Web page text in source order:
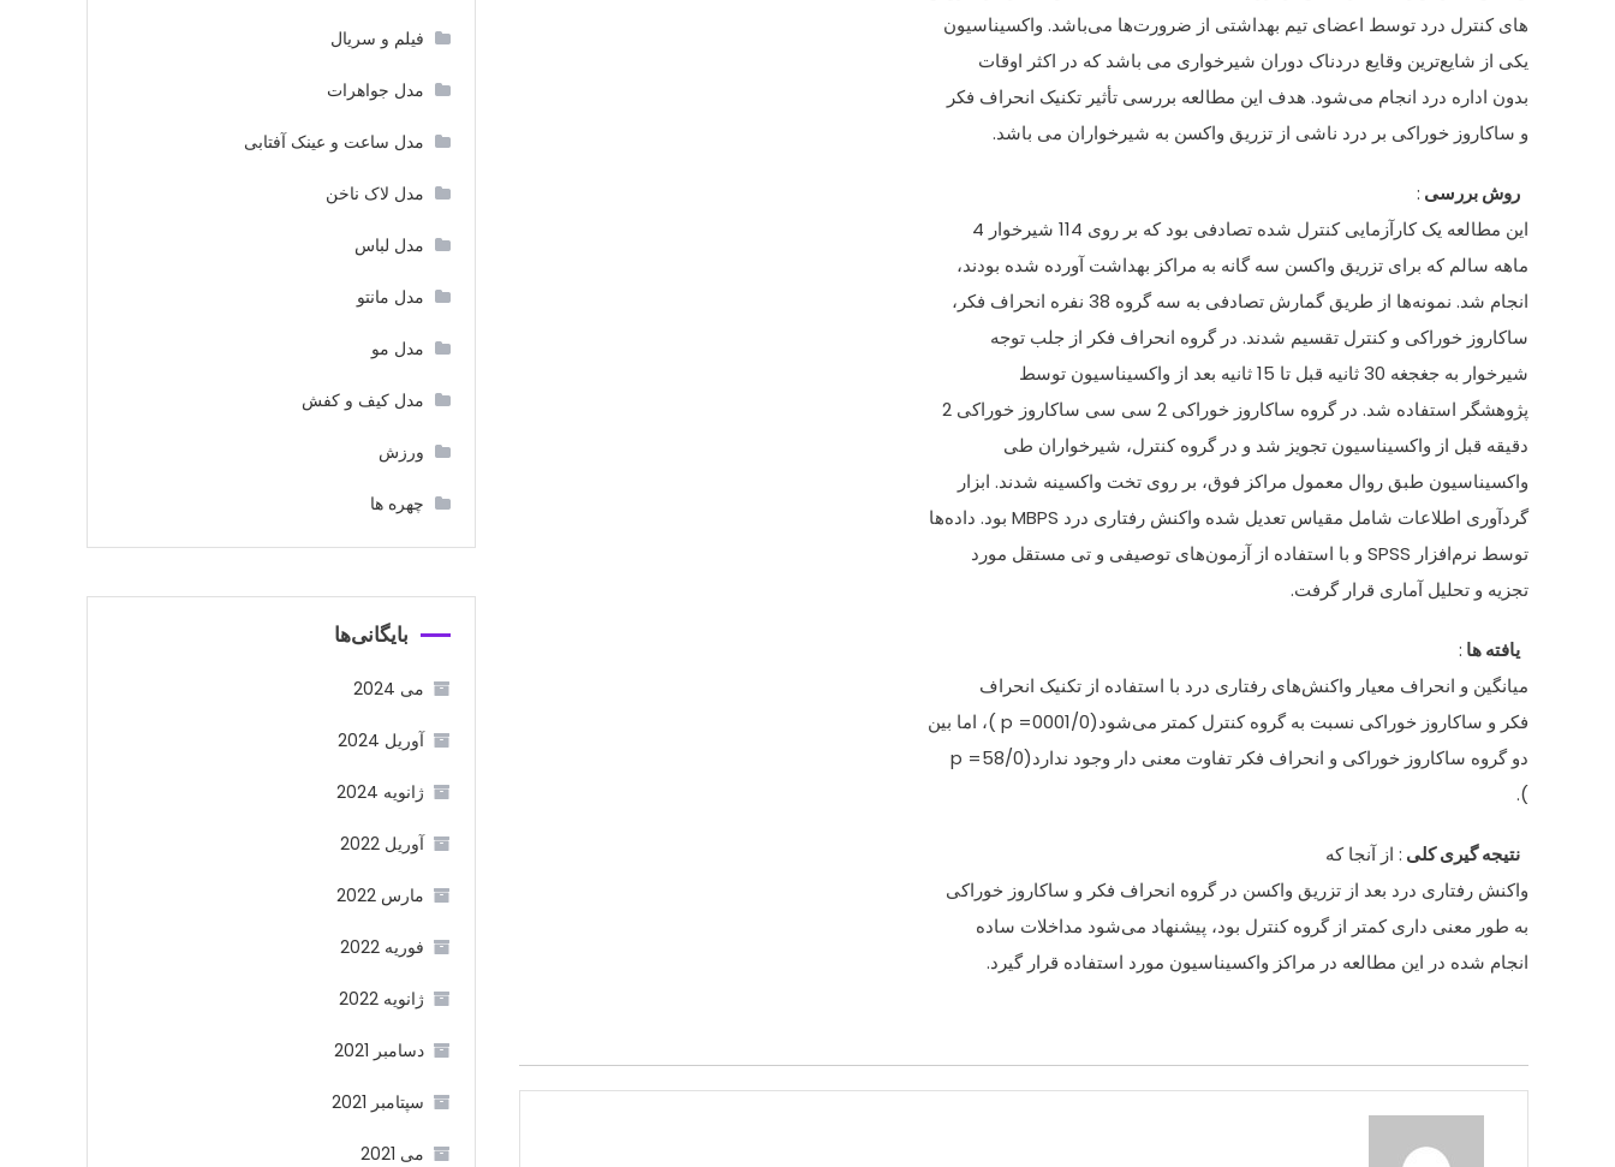
های کنترل درد توسط اعضای تيم بهداشتی از ضرورت‌ها می‌باشد. واکسيناسيون
يکی از شايع‌ترين وقايع دردناک دوران شيرخواری می باشد که در اکثر اوقات
بدون اداره درد انجام می‌شود. هدف اين مطالعه بررسی تأثير تکنيک انحراف فکر
و ساکاروز خوراکی بر درد ناشی از تزريق واکسن به شيرخواران می باشد.
روش بررسی :
اين مطالعه يک کارآزمايی کنترل شده تصادفی بود که بر روی 114 شيرخوار 4
ماهه سالم که برای تزريق واکسن سه گانه به مراکز بهداشت آورده شده بودند،
انجام شد. نمونه‌ها از طريق گمارش تصادفی به سه گروه 38 نفره انحراف فکر،
ساکاروز خوراکی و کنترل تقسيم شدند. در گروه انحراف فکر از جلب توجه
شيرخوار به جغجغه 30 ثانيه قبل تا 15 ثانيه بعد از واکسيناسيون توسط
پژوهشگر استفاده شد. در گروه ساکاروز خوراکی 2 سی سی ساکاروز خوراکی 2
دقيقه قبل از واکسيناسيون تجويز شد و در گروه کنترل، شيرخواران طی
واکسيناسيون طبق روال معمول مراکز فوق، بر روی تخت واکسينه شدند. ابزار
گردآوری اطلاعات شامل مقياس تعديل شده واکنش رفتاری درد MBPS بود. داده‌ها
توسط نرم‌افزار SPSS و با استفاده از آزمون‌های توصيفی و تی مستقل مورد
تجزيه و تحليل آماری قرار گرفت.
يافته ها :
ميانگين و انحراف معيار واکنش‌های رفتاری درد با استفاده از تکنيک انحراف
فکر و ساکاروز خوراکی نسبت به گروه کنترل کمتر می‌شود(0001/0= p )، اما بين
دو گروه ساکاروز خوراکی و انحراف فکر تفاوت معنی دار وجود ندارد(58/0= p
).
نتيجه گيری کلی : از آنجا که
واکنش رفتاری درد بعد از تزريق واکسن در گروه انحراف فکر و ساکاروز خوراکی
به طور معنی داری کمتر از گروه کنترل بود، پيشنهاد می‌شود مداخلات ساده
انجام شده در اين مطالعه در مراکز واکسيناسيون مورد استفاده قرار گيرد.
فیلم و سریال
مدل جواهرات
مدل ساعت و عینک آفتابی
مدل لاک ناخن
مدل لباس
مدل مانتو
مدل مو
مدل کیف و کفش
ورزش
چهره ها
بایگانی‌ها
می 2024
آوریل 2024
ژانویه 2024
آوریل 2022
مارس 2022
فوریه 2022
ژانویه 2022
دسامبر 2021
سپتامبر 2021
می 2021